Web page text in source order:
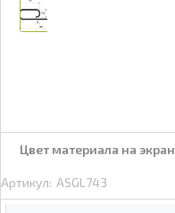
Цвет материала на
Артикул: ASGL743